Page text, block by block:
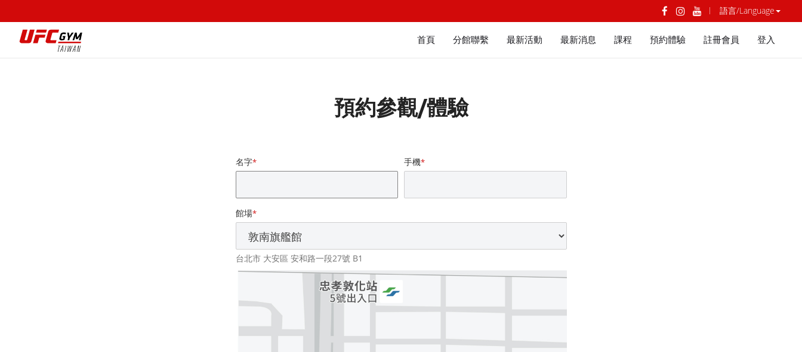
語言/Language
UFC 首頁 分館聯繫 最新活動 最新消息 課程 預約體驗 註冊會員 登入
預約參觀/體驗
名字* 手機*
館場*
台北市 大安區 安和路一段27號 B1